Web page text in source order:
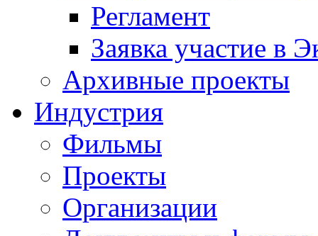
Регламент
Заявка участие в
Архивные проекты
Индустрия
Фильмы
Проекты
Организации